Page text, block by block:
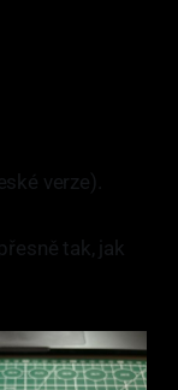
verze).
tak, jak